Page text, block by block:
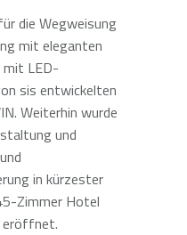
die Wegweisung
mit eleganten
mit LED-
sis entwickelten
Weiterhin wurde
und
in kürzester
Zimmer Hotel
eröffnet.